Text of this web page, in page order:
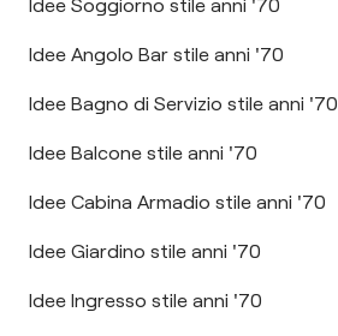
Idee Angolo Bar stile anni '70
Idee Bagno di Servizio stile anni '70
Idee Balcone stile anni '70
Idee Cabina Armadio stile anni '70
Idee Giardino stile anni '70
Idee Ingresso stile anni '70